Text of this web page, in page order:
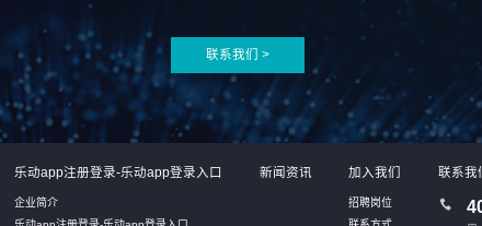
联系我们 >
乐动app注册登录-乐动app登录入口
企业简介
新闻资讯 加入我们
招聘岗位
联系我